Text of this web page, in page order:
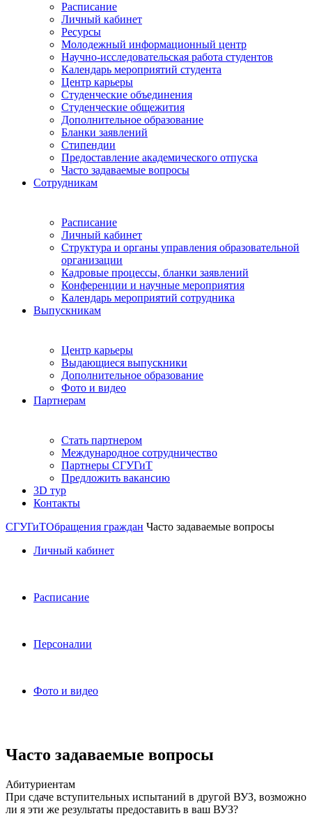
Расписание
Личный кабинет
Ресурсы
Молодежный информационный центр
Научно-исследовательская работа студентов
Календарь мероприятий студента
Центр карьеры
Студенческие объединения
Студенческие общежития
Дополнительное образование
Бланки заявлений
Стипендии
Предоставление академического отпуска
Часто задаваемые вопросы
Сотрудникам
Расписание
Личный кабинет
Структура и органы управления образовательной
организации
Кадровые процессы, бланки заявлений
Конференции и научные мероприятия
Календарь мероприятий сотрудника
Выпускникам
Центр карьеры
Выдающиеся выпускники
Дополнительное образование
Фото и видео
Партнерам
Стать партнером
Международное сотрудничество
Партнеры СГУГиТ
Предложить вакансию
3D тур
Контакты
СГУГиТОбращения граждан Часто задаваемые вопросы
Личный кабинет
Расписание
Персоналии
Фото и видео
Часто задаваемые вопросы
Абитуриентам
При сдаче вступительных испытаний в другой ВУЗ, возможно
ли я эти же результаты предоставить в ваш ВУЗ?